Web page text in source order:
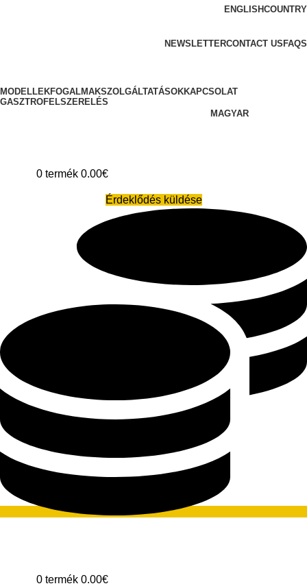
ENGLISHCOUNTRY
NEWSLETTERCONTACT US FAQS
MODELLEKFOGALMAKSZOLGÁLTATÁSOKKAPCSOLAT
GASZTROFELSZERELÉS
MAGYAR
0 termék 0.00€
Érdeklődés küldése
0 termék 0.00€